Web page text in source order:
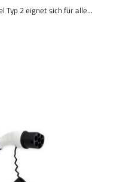
Typ 2 eignet sich für alle...